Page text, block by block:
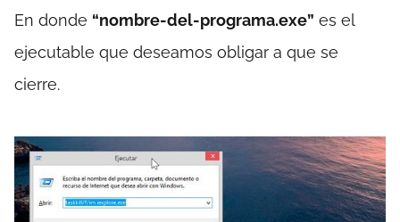
En donde “nombre-del-programa.exe” es el
ejecutable que deseamos obligar a que se
cierre.